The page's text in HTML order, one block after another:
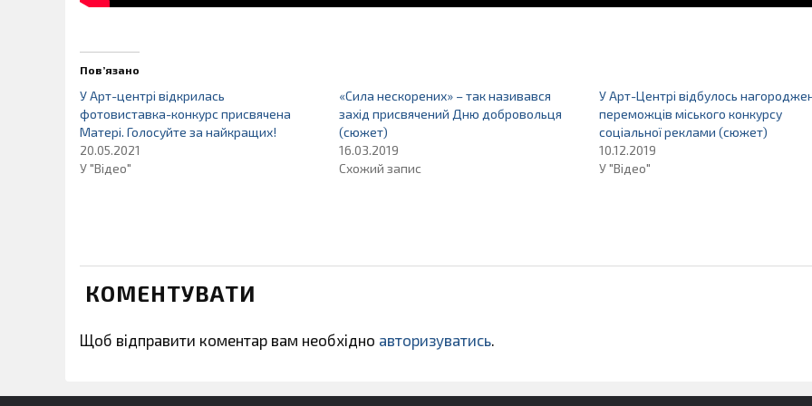
Пов’язано
У Арт-центрі відкрилась
фотовиставка-конкурс присвячена
Матері. Голосуйте за найкращих!
20.05.2021
У "Відео"
«Сила нескорених» – так називався
захід присвячений Дню добровольця
(сюжет)
16.03.2019
Схожий запис
У Арт-Центрі відбулось
переможців міського конкурсу
соціальної реклами (сюжет)
10.12.2019
У "Відео"
КОМЕНТУВАТИ
Щоб відправити коментар вам необхідно авторизуватись